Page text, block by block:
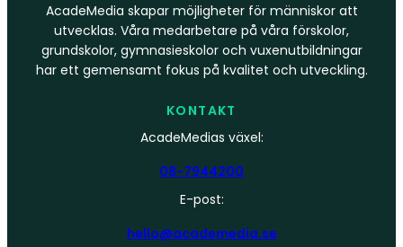
AcadeMedia skapar möjligheter för människor att
utvecklas. Våra medarbetare på våra förskolor,
grundskolor, gymnasieskolor och vuxenutbildningar
har ett gemensamt fokus på kvalitet och utveckling.
KONTAKT
AcadeMedias växel:
08-7944200
E-post:
hello@academedia.se